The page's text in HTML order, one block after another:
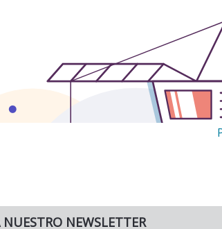
NUESTRO NEWSLETTER